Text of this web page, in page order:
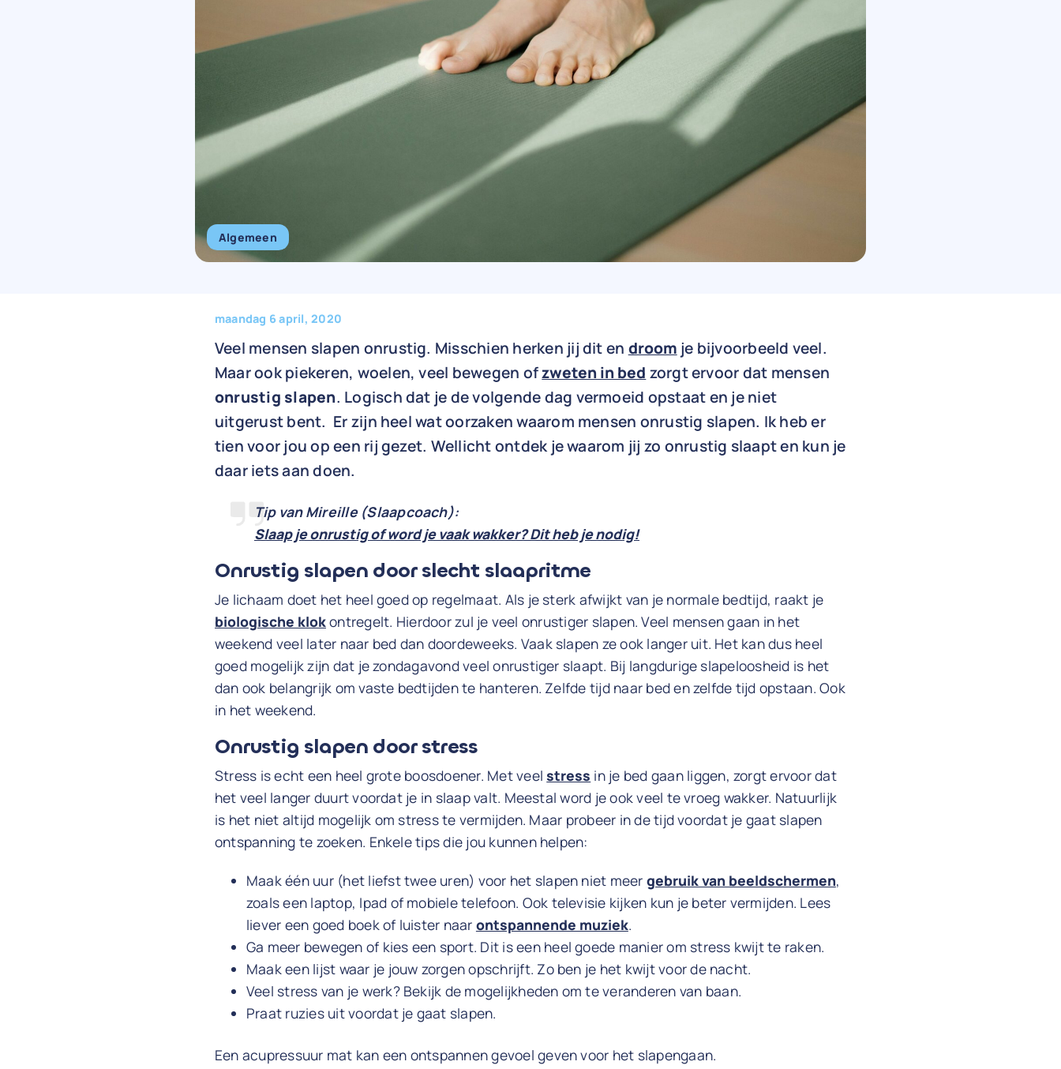
Algemeen
maandag 6 april, 2020
Veel mensen slapen onrustig. Misschien herken jij dit en droom je bijvoorbeeld veel.
Maar ook piekeren, woelen, veel bewegen ofzweten in bed zorgt ervoor dat mensen
onrustig slapen. Logisch dat je de volgende dag vermoeid opstaat en je niet
uitgerust bent. Er zijn heel wat oorzaken waarom mensen onrustig slapen. Ik heb er
tien voor jou op een rij gezet. Wellicht ontdek je waarom jij zo onrustig slaapt en kun je
daar iets aan doen.
Tip van Mireille (Slaapcoach):
Slaap je onrustig of word je vaak wakker? Dit heb je nodig!
Onrustig slapen door slecht slaapritme
Je lichaam doet het heel goed op regelmaat. Als je sterk afwijkt van je normale bedtijd, raakt je
biologische klokontregelt. Hierdoor zul je veel onrustiger slapen. Veel mensen gaan in het
weekend veel later naar bed dan doordeweeks. Vaak slapen ze ook langer uit. Het kan dus heel
goed mogelijk zijn dat je zondagavond veel onrustiger slaapt. Bij langdurige slapeloosheid is het
dan ook belangrijk om vaste bedtijden te hanteren. Zelfde tijd naar bed en zelfde tijd opstaan. Ook
in het weekend.
Onrustig slapen door stress
Stress is echt een heel grote boosdoener. Met veelstress in je bed gaan liggen, zorgt ervoor dat
het veel langer duurt voordat je in slaap valt. Meestal word je ook veel te vroeg wakker. Natuurlijk
is het niet altijd mogelijk om stress te vermijden. Maar probeer in de tijd voordat je gaat slapen
ontspanning te zoeken. Enkele tips die jou kunnen helpen:
Maak één uur (het liefst twee uren) voor het slapen niet meer gebruik van beeldschermen,
zoals een laptop, Ipad of mobiele telefoon. Ook televisie kijken kun je beter vermijden. Lees
liever een goed boek of luister naar ontspannende muziek.
Ga meer bewegen of kies een sport. Dit is een heel goede manier om stress kwijt te raken.
Maak een lijst waar je jouw zorgen opschrijft. Zo ben je het kwijt voor de nacht.
Veel stress van je werk? Bekijk de mogelijkheden om te veranderen van baan.
Praat ruzies uit voordat je gaat slapen.
Een acupressuur mat kan een ontspannen gevoel geven voor het slapengaan.